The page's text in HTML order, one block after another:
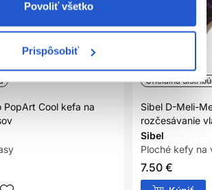
Povoliť všetko
Prispôsobiť
PopArt Cool kefa na
Oficiálna
Sibel D-Meli-
rozčesávanie
Sibel
Ploché kefy na
7.50 €